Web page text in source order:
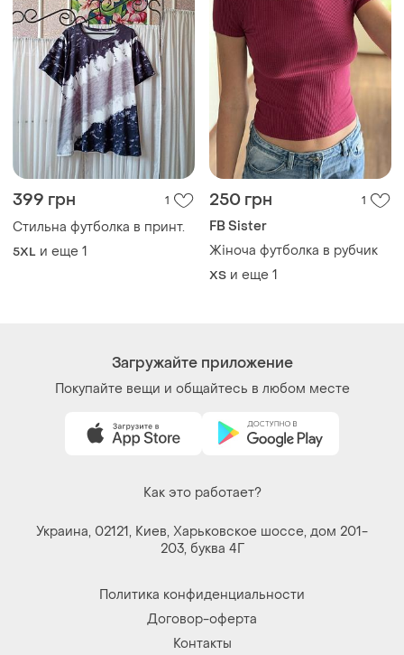
399 грн 1
Стильна футболка в принт.
5XL и еще 1
250 грн 1
FB Sister
Жіноча футболка в рубчик
ХS и еще 1
Загружайте приложение
Покупайте вещи и общайтесь в любом месте
Как это работает?
Украина, 02121, Киев, Харьковское шоссе, дом 201-
203, буква 4Г
Политика конфиденциальности
Договор-оферта
Контакты